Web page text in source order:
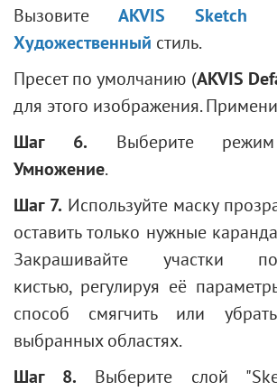
ВызовитеAKVIS Sketch и
Художественный стиль.
Пресет по умолчанию (AKVIS
для этого изображения.
Шаг 6. Выберите режим
Умножение.
Шаг 7. Используйте маску
оставить только нужные
Закрашивайте участки
кистью, регулируя её
способ смягчить или
выбранных областях.
Шаг 8. Выберите слой